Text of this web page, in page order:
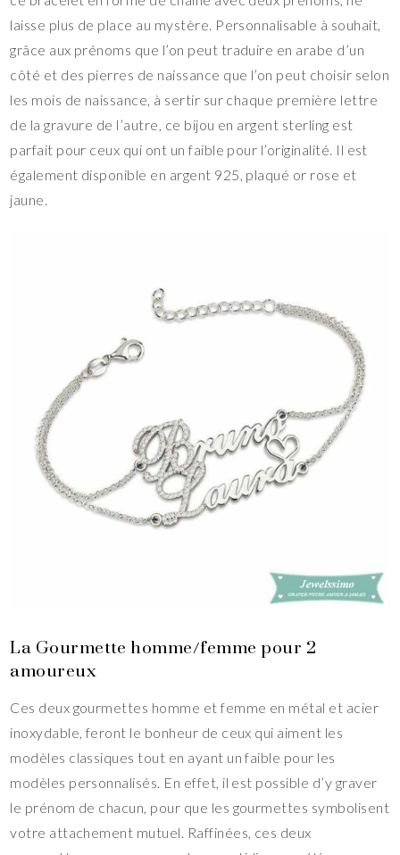
laisse plus de place au mystère. Personnalisable à souhait,
grâce aux prénoms que l’on peut traduire en arabe d’un
côté et des pierres de naissance que l’on peut choisir selon
les mois de naissance, à sertir sur chaque première lettre
de la gravure de l’autre, ce bijou en argent sterling est
parfait pour ceux qui ont un faible pour l’originalité. Il est
également disponible en argent 925, plaqué or rose et
jaune.
La Gourmette homme/femme pour 2
amoureux
Ces deux gourmettes homme et femme en métal et acier
inoxydable, feront le bonheur de ceux qui aiment les
modèles classiques tout en ayant un faible pour les
modèles personnalisés. En effet, il est possible d’y graver
le prénom de chacun, pour que les gourmettes symbolisent
votre attachement mutuel. Raffinées, ces deux